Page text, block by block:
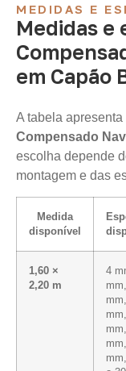
MEDIDAS E
Medidas e
em Capão
A tabela
Compensado
escolha depende
montagem e das
Medida
disponível
1,60 ×
2,20 m
4